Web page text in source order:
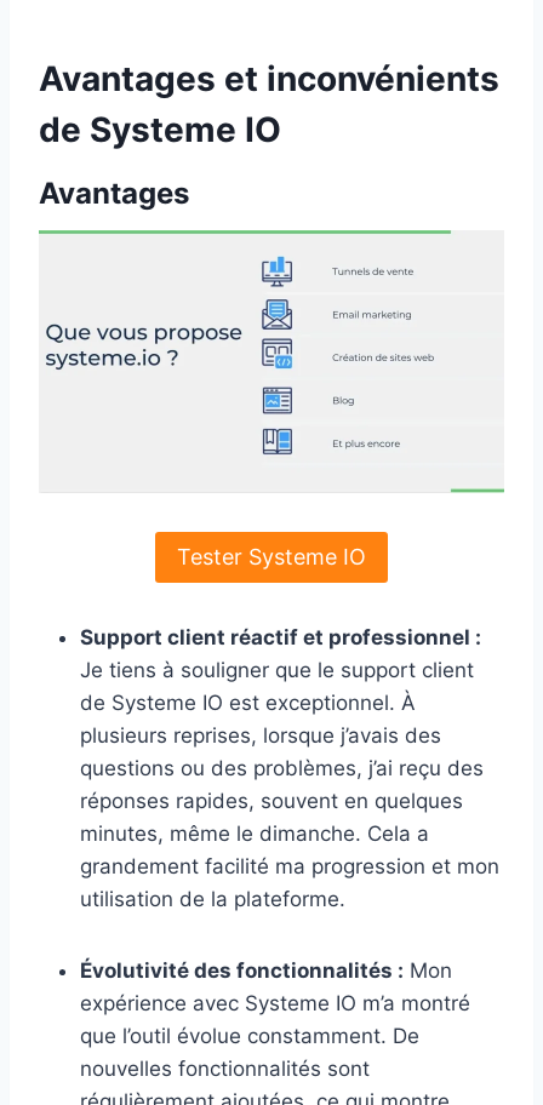
Avantages et inconvénients
de Systeme IO
Avantages
Tester Systeme IO
Support client réactif et professionnel :
Je tiens à souligner que le support client
de Systeme IO est exceptionnel. À
plusieurs reprises, lorsque j’avais des
questions ou des problèmes, j’ai reçu des
réponses rapides, souvent en quelques
minutes, même le dimanche. Cela a
grandement facilité ma progression et mon
utilisation de la plateforme.
Évolutivité des fonctionnalités : Mon
expérience avec Systeme IO m’a montré
que l’outil évolue constamment. De
nouvelles fonctionnalités sont